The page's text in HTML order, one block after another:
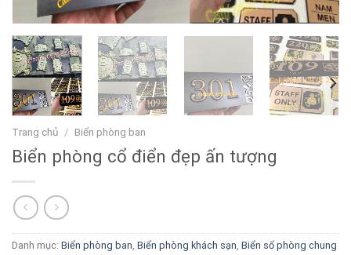
Trang chủ / Biển phòng ban
Biển phòng cổ điển đẹp ấn tượng
Danh mục: Biển phòng ban, Biển phòng khách sạn, Biển số phòng chung